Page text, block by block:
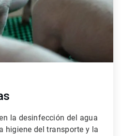
la desinfección del agua
higiene del transporte y la